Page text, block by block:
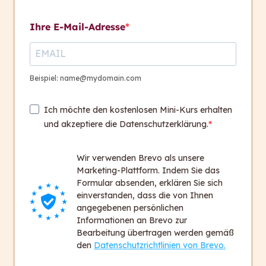
Zur Verständlichkeit
verschiedener Gender-
Varianten
verkürzter Paarformen
Zur Verständlichkeit von
Barrieren Vorwissen
und Vorerfahrung
1
Empfehlungen 5
Kontakt
+ 43 316 393 449
Headquarter
Heinrichstraße 145
Newsletter
Bleiben Sie auf dem Laufenden!
Zum Newsletter anmelden
Ihre E-Mail-Adresse
Beispiel: name@mydomain.com
Ich möchte den kostenlosen Mini-Kurs erhalten
und akzeptiere die Datenschutzerklärung.
Wir verwenden Brevo als unsere
Marketing-Plattform. Indem Sie das
Formular absenden, erklären Sie sich
einverstanden, dass die von Ihnen
angegebenen persönlichen
Informationen an Brevo zur
Bearbeitung übertragen werden gemäß
den Datenschutzrichtlinien von Brevo.